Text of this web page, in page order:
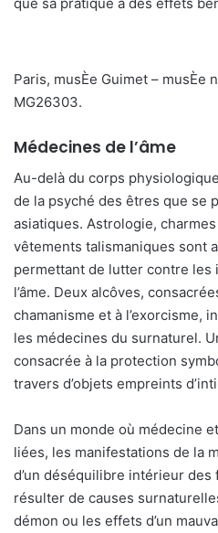
Paris, musÈe Guimet – musÈe
MG26303.
Médecines de l’âme
Au-delà du corps
de la psyché des êtres que se
asiatiques. Astrologie,
vêtements talismaniques sont
permettant de lutter contre les
l’âme. Deux alcôves,
chamanisme et à l’exorcisme,
les médecines du surnaturel.
consacrée à la protection
travers d’objets empreints
Dans un monde où médecine
liées, les manifestations de la
d’un déséquilibre intérieur
résulter de causes
démon ou les effets d’un